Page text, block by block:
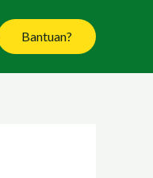
Bantuan?